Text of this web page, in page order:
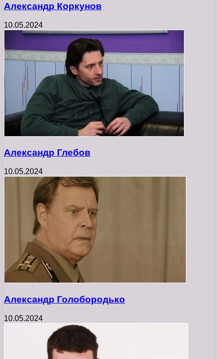
Александр Коркунов
10.05.2024
Александр Глебов
10.05.2024
Александр Голобородько
10.05.2024